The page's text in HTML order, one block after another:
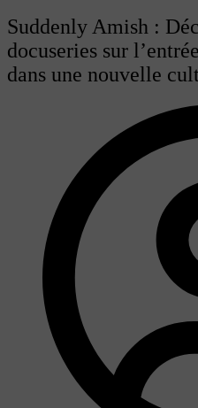
Suddenly Amish :
docuseries sur
dans une nouvelle